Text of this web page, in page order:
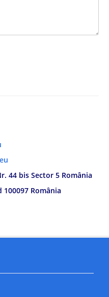
44 bis Sector 5 România
100097 România